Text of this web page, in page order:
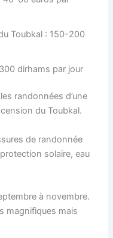
Toubkal : 150-200
dirhams par jour
randonnées d’une
du Toubkal.
de randonnée
solaire, eau
à novembre.
magnifiques mais